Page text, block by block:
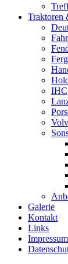
Traktoren
Fahr
IHC
Galerie
Kontakt
Links
Impressum